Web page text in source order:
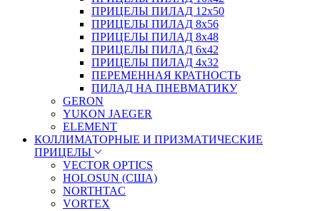
ПРИЦЕЛЫ ПИЛАД 12х50
ПРИЦЕЛЫ ПИЛАД 8х56
ПРИЦЕЛЫ ПИЛАД 8х48
ПРИЦЕЛЫ ПИЛАД 6х42
ПРИЦЕЛЫ ПИЛАД 4х32
ПЕРЕМЕННАЯ КРАТНОСТЬ
ПИЛАД НА ПНЕВМАТИКУ
GERON
YUKON JAEGER
ELEMENT
КОЛЛИМАТОРНЫЕ И ПРИЗМАТИЧЕСКИЕ
ПРИЦЕЛЫ
VECTOR OPTICS
HOLOSUN (США)
NORTHTAC
VORTEX